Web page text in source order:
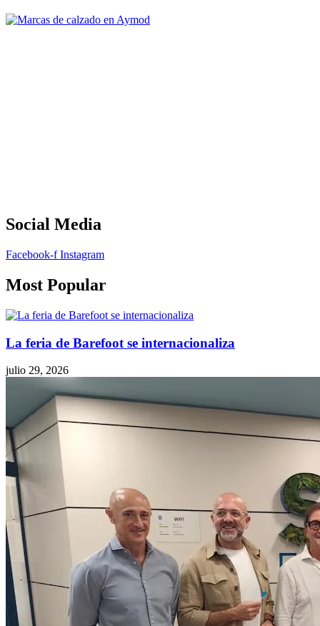
Social Media
Facebook-f Instagram
Most Popular
La feria de Barefoot se internacionaliza
julio 29, 2026